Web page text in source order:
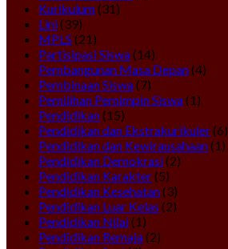
Kurikulum(31)
Lini(39)
MPLS (21)
Partisipasi Siswa(14)
Pembangunan Masa Depan(4)
Pembinaan Siswa(7)
Pemilihan Pemimpin Siswa(1)
Pendidikan(15)
Pendidikan dan Ekstrakurikuler(6)
Pendidikan dan Kewirausahaan(1)
Pendidikan Demokrasi(2)
Pendidikan Karakter(5)
Pendidikan Kesehatan(3)
Pendidikan Luar Kelas (2)
Pendidikan Nilai(1)
Pendidikan Remaja(2)